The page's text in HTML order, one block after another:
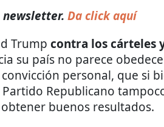
newsletter. Da click aquí
Trump contra los cárteles
su país no parece
personal, que si
Republicano
buenos resultados.